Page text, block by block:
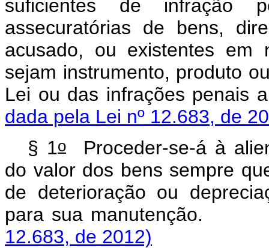
suficientes de infração
assecuratórias de bens,
acusado, ou existentes em
sejam instrumento, produto
Lei ou das infrações
dada pela Lei nº 12.683, de
§ 1o
Proceder-se-á à
do valor dos bens sempre
de deterioração ou
para sua
12.683, de 2012)